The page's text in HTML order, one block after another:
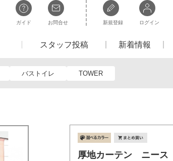
ガイド お問合せ 新規登録 ログイン
スタッフ投稿 新着情報
バストイレ TOWER
厚地カーテン ニース